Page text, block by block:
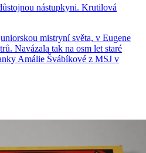
nástupkyni. Krutilová
mistryní světa, v Eugene
Navázala tak na osm let staré
Amálie Švábíkové z MSJ v